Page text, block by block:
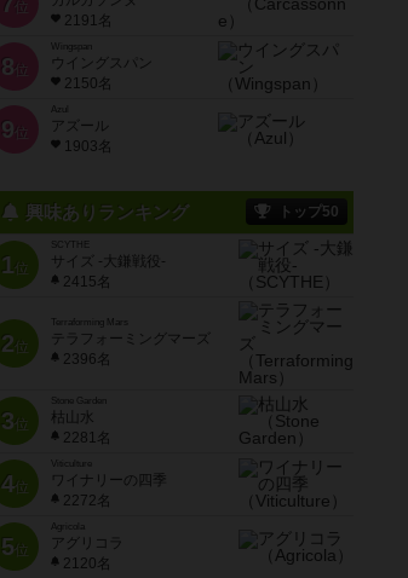
位
2191名
8 位
Wingspan
ウイングスパン
2150名
9 位
Azul
アズール
1903名
興味ありランキング トップ50
1位
SCYTHE
サイズ -大鎌戦役-
2415名
2位
Terraforming Mars
テラフォーミングマーズ
2396名
3位
Stone Garden
枯山水
2281名
4位
Viticulture
ワイナリーの四季
2272名
5位
Agricola
アグリコラ
2120名